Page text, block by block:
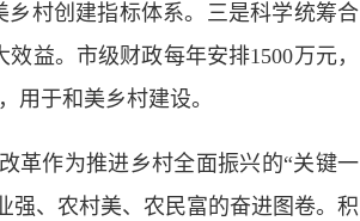
乡村创建指标体系。三是科学统筹合
益。市级财政每年安排1500万元，
用于和美乡村建设。
革作为推进乡村全面振兴的“关键一
强、农村美、农民富的奋进图卷。积